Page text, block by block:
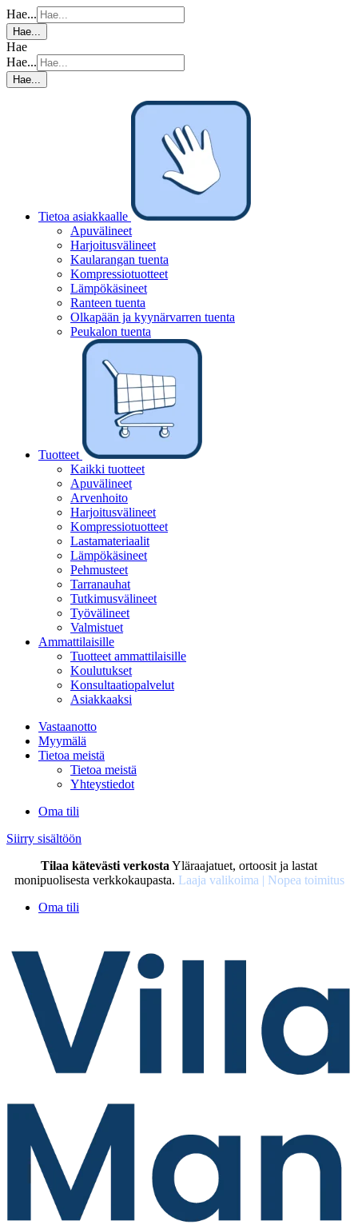
Hae...
Hae...
Hae
Hae...
Hae...
Tietoa asiakkaalle
Apuvälineet
Harjoitusvälineet
Kaularangan tuenta
Kompressiotuotteet
Lämpökäsineet
Ranteen tuenta
Olkapään ja kyynärvarren tuenta
Peukalon tuenta
Tuotteet
Kaikki tuotteet
Apuvälineet
Arvenhoito
Harjoitusvälineet
Kompressiotuotteet
Lastamateriaalit
Lämpökäsineet
Pehmusteet
Tarranauhat
Tutkimusvälineet
Työvälineet
Valmistuet
Ammattilaisille
Tuotteet ammattilaisille
Koulutukset
Konsultaatiopalvelut
Asiakkaaksi
Vastaanotto
Myymälä
Tietoa meistä
Tietoa meistä
Yhteystiedot
Oma tili
Siirry sisältöön
Tilaa kätevästi verkosta Yläraajatuet, ortoosit ja lastat
monipuolisesta verkkokaupasta. Laaja valikoima | Nopea toimitus
Oma tili